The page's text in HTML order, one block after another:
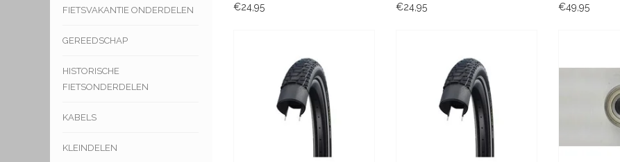
FIETSVAKANTIE ONDERDELEN
GEREEDSCHAP
HISTORISCHE
FIETSONDERDELEN
KABELS
KLEINDELEN
€24,95 €24,95 €49,95